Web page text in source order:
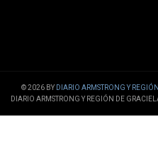
© 2026 BY DIARIO ARMSTRONG Y REGIÓN
DIARIO ARMSTRONG Y REGIÓN DE